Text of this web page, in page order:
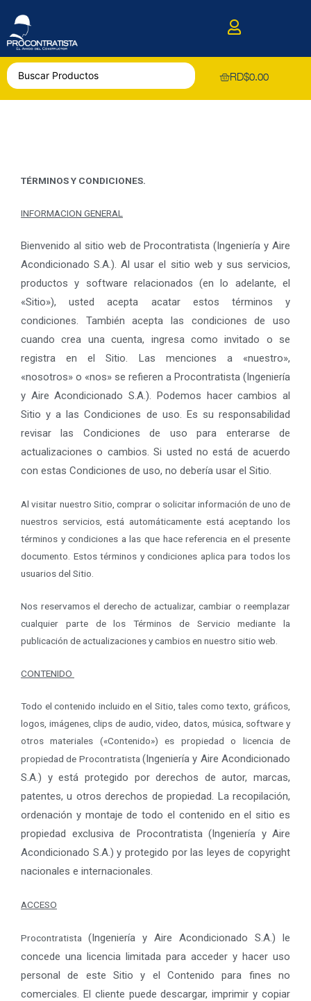
RD$0.00
TÉRMINOS Y CONDICIONES.
INFORMACION GENERAL
Bienvenido al sitio web de Procontratista (Ingeniería y Aire
Acondicionado S.A.). Al usar el sitio web y sus servicios,
productos y software relacionados (en lo adelante, el
«Sitio»), usted acepta acatar estos términos y
condiciones. También acepta las condiciones de uso
cuando crea una cuenta, ingresa como invitado o se
registra en el Sitio. Las menciones a «nuestro»,
«nosotros» o «nos» se refieren a Procontratista (Ingeniería
y Aire Acondicionado S.A.). Podemos hacer cambios al
Sitio y a las Condiciones de uso. Es su responsabilidad
revisar las Condiciones de uso para enterarse de
actualizaciones o cambios. Si usted no está de acuerdo
con estas Condiciones de uso, no debería usar el Sitio.
Al visitar nuestro Sitio, comprar o solicitar información de uno de
nuestros servicios, está automáticamente está aceptando los
términos y condiciones a las que hace referencia en el presente
documento. Estos términos y condiciones aplica para todos los
usuarios del Sitio.
Nos reservamos el derecho de actualizar, cambiar o reemplazar
cualquier parte de los Términos de Servicio mediante la
publicación de actualizaciones y cambios en nuestro sitio web.
CONTENIDO
Todo el contenido incluido en el Sitio, tales como texto, gráficos,
logos, imágenes, clips de audio, video, datos, música, software y
otros materiales («Contenido») es propiedad o licencia de
propiedad de Procontratista (Ingeniería y Aire Acondicionado
S.A.) y está protegido por derechos de autor, marcas,
patentes, u otros derechos de propiedad. La recopilación,
ordenación y montaje de todo el contenido en el sitio es
propiedad exclusiva de Procontratista (Ingeniería y Aire
Acondicionado S.A.) y protegido por las leyes de copyright
nacionales e internacionales.
ACCESO
Procontratista (Ingeniería y Aire Acondicionado S.A.) le
concede una licencia limitada para acceder y hacer uso
personal de este Sitio y el Contenido para fines no
comerciales. El cliente puede descargar, imprimir y copiar